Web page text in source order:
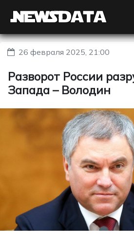
26 февраля 2025, 21:00
Разворот России
Запада – Володин